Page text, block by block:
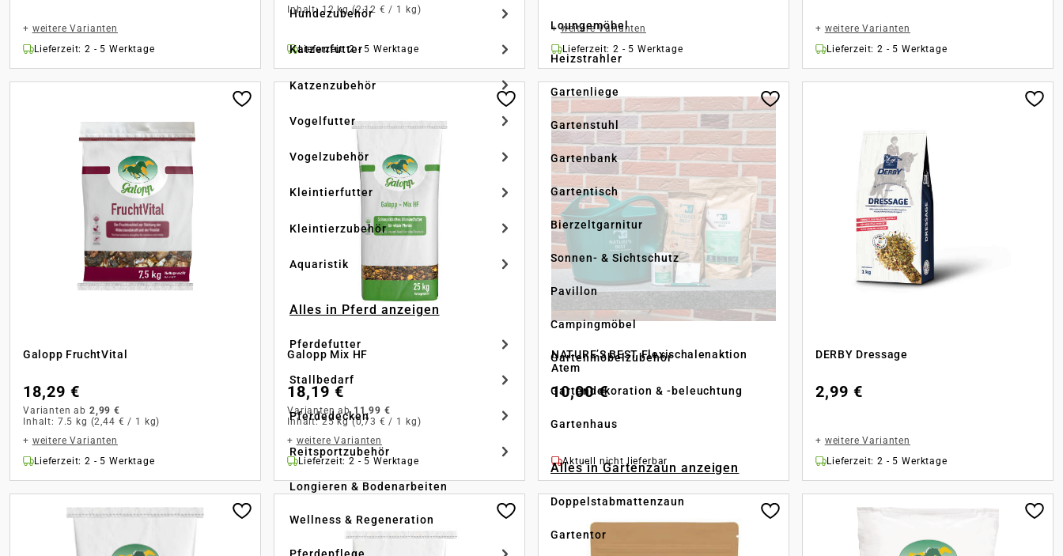
Hundezubehör
Katzenfutter
Katzenzubehör
Vogelfutter
Vogelzubehör
Kleintierfutter
Kleintierzubehör
Aquaristik
Alles in Pferd anzeigen
Pferdefutter
Stallbedarf
Pferdedecken
Reitsportzubehör
Longieren & Bodenarbeiten
Wellness & Regeneration
Loungemöbel
Heizstrahler
Gartenliege
Gartenstuhl
Gartenbank
Gartentisch
Bierzeltgarnitur
Sonnen- & Sichtschutz
Pavillon
Campingmöbel
Gartenmöbelzubehör
Gartendekoration & -beleuchtung
Gartenhaus
Alles in Gartenzaun anzeigen
Doppelstabmattenzaun
Gartentor
+ weitere Varianten
Lieferzeit: 2 - 5 Werktage
Inhalt:12 kg(2,12 € / 1 kg)
Lieferzeit: 2 - 5 Werktage
+weitere Varianten
Lieferzeit: 2 - 5 Werktage
+ weitere Varianten
Lieferzeit: 2 - 5 Werktage
Galopp FruchtVital
18,29 €
Varianten ab 2,99 €
Inhalt: 7.5 kg (2,44 € / 1 kg)
+ weitere Varianten
Lieferzeit: 2 - 5 Werktage
Galopp Mix HF
18,19 €
Varianten ab11,99 €
Inhalt:25 kg(0,73 € / 1 kg)
+ weitere Varianten
Lieferzeit: 2 - 5 Werktage
NATURE’S BEST Flexischalenaktion
Atem
10,00 €
Aktuell nicht lieferbar
DERBY Dressage
2,99 €
+ weitere Varianten
Lieferzeit: 2 - 5 Werktage